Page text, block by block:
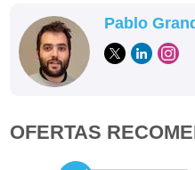
Pablo
OFERTAS